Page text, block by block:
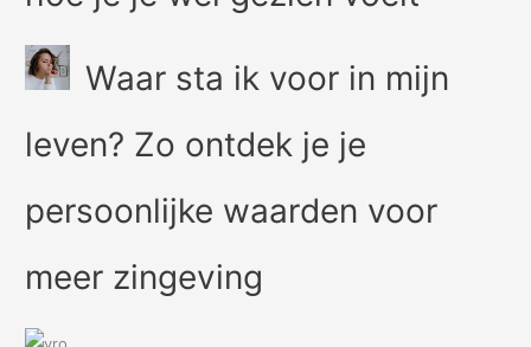
Waar sta ik voor in mijn
leven? Zo ontdek je je
persoonlijke waarden voor
meer zingeving